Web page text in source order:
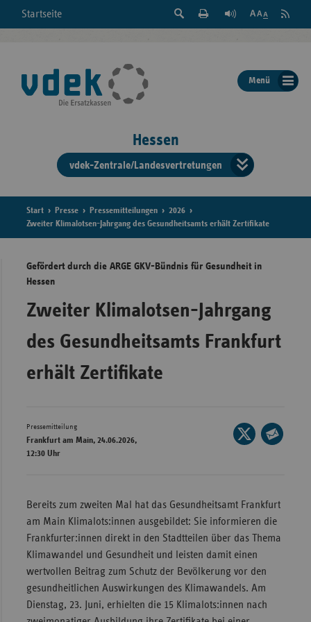
Startseite
Suche
der
Seite
Feed
Menü
Hessen
vdek-Zentrale/Landesvertretungen
der
Start Presse Pressemitteilungen
2026
Zweiter Klimalotsen-Jahrgang des Gesundheitsamts erhält Zertifikate
Gefördert durch die ARGE GKV-Bündnis für Gesundheit in
Hessen
Zweiter Klimalotsen-Jahrgang
des Gesundheitsamts Frankfurt
erhält Zertifikate
Pressemitteilung
Frankfurt am Main, 24.06.2026,
12:30 Uhr
Seite
auf
Mail
teilen
Bereits zum zweiten Mal hat das Gesundheitsamt Frankfurt
am Main Klimalots:innen ausgebildet: Sie informieren die
Frankfurter:innen direkt in den Stadtteilen über das Thema
Klimawandel und Gesundheit und leisten damit einen
wertvollen Beitrag zum Schutz der Bevölkerung vor den
gesundheitlichen Auswirkungen des Klimawandels. Am
Dienstag, 23. Juni, erhielten die 15 Klimalots:innen nach